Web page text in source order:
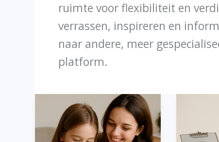
ruimte voor flexibiliteit en
verrassen, inspireren en
naar andere, meer
platform.
tekenen